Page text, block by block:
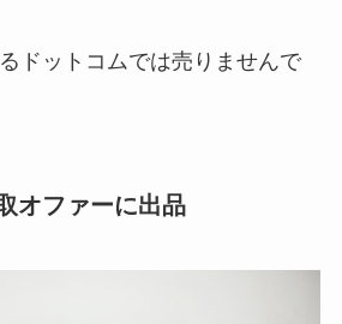
ドットコムでは売りませんで
オファーに出品